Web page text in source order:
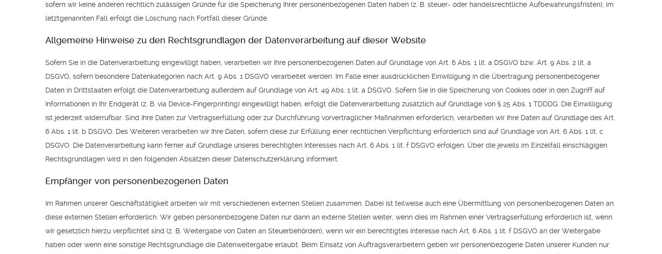
sofern wir keine anderen rechtlich zulässigen Gründe für die Speicherung Ihrer personenbezogenen Daten haben (z. B. steuer- oder handelsrechtliche Aufbewahrungsfristen); im
letztgenannten Fall erfolgt die Löschung nach Fortfall dieser Gründe.
Allgemeine Hinweise zu den Rechtsgrundlagen der Datenverarbeitung auf dieser Website
Sofern Sie in die Datenverarbeitung eingewilligt haben, verarbeiten wir Ihre personenbezogenen Daten auf Grundlage von Art. 6 Abs. 1 lit. a DSGVO bzw. Art. 9 Abs. 2 lit. a
DSGVO, sofern besondere Datenkategorien nach Art. 9 Abs. 1 DSGVO verarbeitet werden. Im Falle einer ausdrücklichen Einwilligung in die Übertragung personenbezogener
Daten in Drittstaaten erfolgt die Datenverarbeitung außerdem auf Grundlage von Art. 49 Abs. 1 lit. a DSGVO. Sofern Sie in die Speicherung von Cookies oder in den Zugriff auf
Informationen in Ihr Endgerät (z. B. via Device-Fingerprinting) eingewilligt haben, erfolgt die Datenverarbeitung zusätzlich auf Grundlage von § 25 Abs. 1 TDDDG. Die Einwilligung
ist jederzeit widerrufbar. Sind Ihre Daten zur Vertragserfüllung oder zur Durchführung vorvertraglicher Maßnahmen erforderlich, verarbeiten wir Ihre Daten auf Grundlage des Art.
6 Abs. 1 lit. b DSGVO. Des Weiteren verarbeiten wir Ihre Daten, sofern diese zur Erfüllung einer rechtlichen Verpflichtung erforderlich sind auf Grundlage von Art. 6 Abs. 1 lit. c
DSGVO. Die Datenverarbeitung kann ferner auf Grundlage unseres berechtigten Interesses nach Art. 6 Abs. 1 lit. f DSGVO erfolgen. Über die jeweils im Einzelfall einschlägigen
Rechtsgrundlagen wird in den folgenden Absätzen dieser Datenschutzerklärung informiert.
Empfänger von personenbezogenen Daten
Im Rahmen unserer Geschäftstätigkeit arbeiten wir mit verschiedenen externen Stellen zusammen. Dabei ist teilweise auch eine Übermittlung von personenbezogenen Daten an
diese externen Stellen erforderlich. Wir geben personenbezogene Daten nur dann an externe Stellen weiter, wenn dies im Rahmen einer Vertragserfüllung erforderlich ist, wenn
wir gesetzlich hierzu verpflichtet sind (z. B. Weitergabe von Daten an Steuerbehörden), wenn wir ein berechtigtes Interesse nach Art. 6 Abs. 1 lit. f DSGVO an der Weitergabe
haben oder wenn eine sonstige Rechtsgrundlage die Datenweitergabe erlaubt. Beim Einsatz von Auftragsverarbeitern geben wir personenbezogene Daten unserer Kunden nur